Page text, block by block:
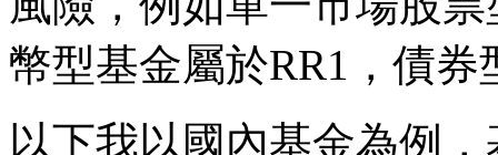
幣型基金屬於RR1，債券
以下我以國內基金為例